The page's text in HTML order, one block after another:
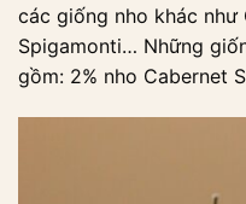
các giống nho khác như
Spigamonti… Những
gồm: 2% nho Cabernet